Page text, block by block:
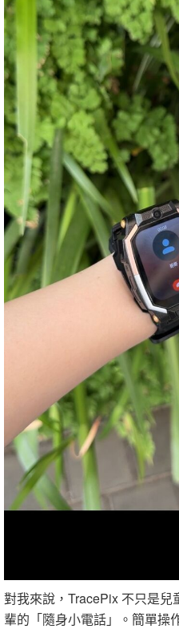
對我來說，TracePix 不只是
輩的「隨身小電話」。簡單操